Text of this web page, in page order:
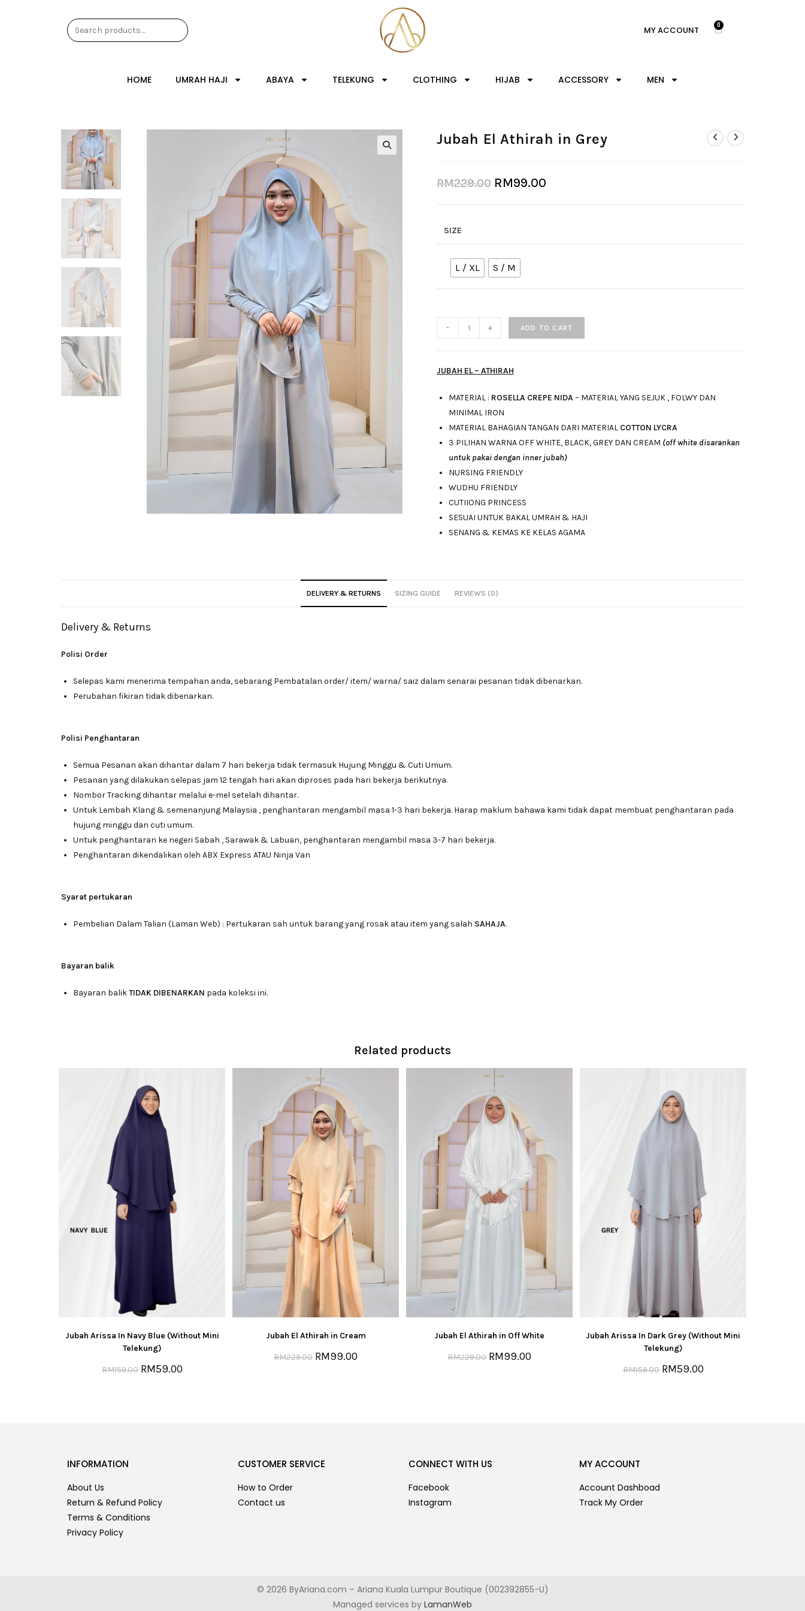
MY ACCOUNT 0
HOME UMRAH HAJI ABAYA TELEKUNG CLOTHING HIJAB ACCESSORY MEN
Jubah El Athirah in Grey
RM229.00 RM99.00
SIZE
L / XL S / M
- + ADD TO CART
JUBAH EL – ATHIRAH
MATERIAL : ROSELLA CREPE NIDA – MATERIAL YANG SEJUK , FOLWY DAN
MINIMAL IRON
MATERIAL BAHAGIAN TANGAN DARI MATERIAL COTTON LYCRA
3 PILIHAN WARNA OFF WHITE, BLACK, GREY DAN CREAM (off white disarankan
untuk pakai dengan inner jubah)
NURSING FRIENDLY
WUDHU FRIENDLY
CUTIIONG PRINCESS
SESUAI UNTUK BAKAL UMRAH & HAJI
SENANG & KEMAS KE KELAS AGAMA
DELIVERY & RETURNS SIZING GUIDE REVIEWS (0)
Delivery & Returns
Polisi Order
Selepas kami menerima tempahan anda, sebarang Pembatalan order/ item/ warna/ saiz dalam senarai pesanan tidak dibenarkan.
Perubahan fikiran tidak dibenarkan.
Polisi Penghantaran
Semua Pesanan akan dihantar dalam 7 hari bekerja tidak termasuk Hujung Minggu & Cuti Umum.
Pesanan yang dilakukan selepas jam 12 tengah hari akan diproses pada hari bekerja berikutnya.
Nombor Tracking dihantar melalui e-mel setelah dihantar.
Untuk Lembah Klang & semenanjung Malaysia , penghantaran mengambil masa 1-3 hari bekerja. Harap maklum bahawa kami tidak dapat membuat penghantaran pada
hujung minggu dan cuti umum.
Untuk penghantaran ke negeri Sabah , Sarawak & Labuan, penghantaran mengambil masa 3-7 hari bekerja.
Penghantaran dikendalikan oleh ABX Express ATAU Ninja Van
Syarat pertukaran
Pembelian Dalam Talian (Laman Web) : Pertukaran sah untuk barang yang rosak atau item yang salah SAHAJA.
Bayaran balik
Bayaran balikTIDAK DIBENARKAN pada koleksi ini.
Related products
Jubah Arissa In Navy Blue (Without Mini
Telekung)
RM159.00 RM59.00
Jubah El Athirah in Cream
RM229.00 RM99.00
Jubah El Athirah in Off White
RM229.00 RM99.00
Jubah Arissa In Dark Grey (Without Mini
Telekung)
RM159.00 RM59.00
INFORMATION
About Us
Return & Refund Policy
Terms & Conditions
Privacy Policy
CUSTOMER SERVICE
How to Order
Contact us
CONNECT WITH US
Facebook
Instagram
MY ACCOUNT
Account Dashboad
Track My Order
© 2026 ByAriana.com – Ariana Kuala Lumpur Boutique (002392855-U)
Managed services by LamanWeb